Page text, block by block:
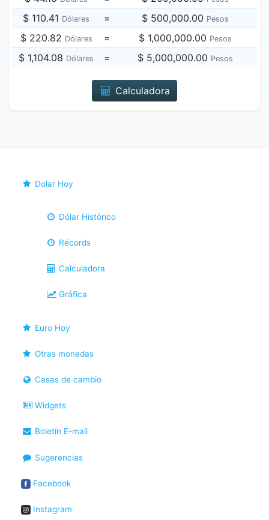
$ 110.41 Dólares = $ 500,000.00 Pesos
$ 220.82 Dólares = $ 1,000,000.00 Pesos
$ 1,104.08 Dólares = $ 5,000,000.00 Pesos
Calculadora
Dolar Hoy
Dólar Histórico
Récords
Calculadora
Gráfica
Euro Hoy
Otras monedas
Casas de cambio
Widgets
Boletín E-mail
Sugerencias
Facebook
Instagram